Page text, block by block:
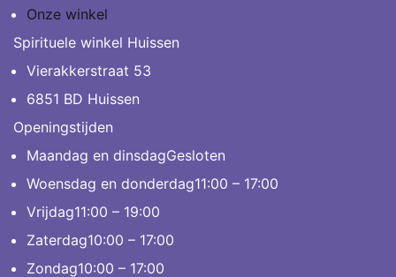
Onze winkel
Spirituele winkel Huissen
Vierakkerstraat 53
6851 BD Huissen
Openingstijden
Maandag en dinsdagGesloten
Woensdag en donderdag11:00 – 17:00
Vrijdag11:00 – 19:00
Zaterdag10:00 – 17:00
Zondag10:00 – 17:00